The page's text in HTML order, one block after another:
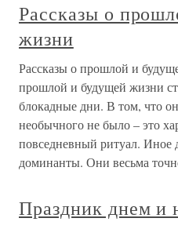
Рассказы о
жизни
Рассказы о прошлой и
прошлой и будущей жизни
блокадные дни. В том, что
необычного не было – это
повседневный ритуал. Иное
доминанты. Они весьма
Праздник днем и